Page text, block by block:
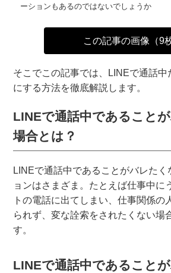
ーションもあるのではないでしょうか
この記事の画像（9枚
そこでこの記事では、LINEで通話中
にする方法を徹底解説します。
LINEで通話中であること
場合とは？
LINEで通話中であることがバレたく
ョンはさまざま。たとえば仕事中に
トの電話に出てしまい、仕事関係の
られず、変な詮索をされたくない場
す。
LINEで通話中であること